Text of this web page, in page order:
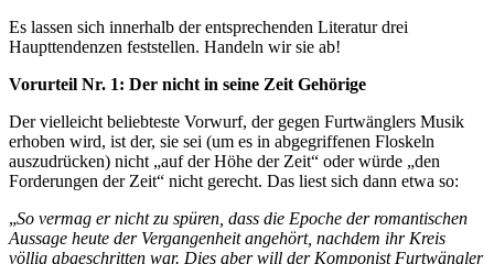
Es lassen sich innerhalb der entsprechenden Literatur drei
Haupttendenzen feststellen. Handeln wir sie ab!
Vorurteil Nr. 1: Der nicht in seine Zeit Gehörige
Der vielleicht beliebteste Vorwurf, der gegen Furtwänglers Musik
erhoben wird, ist der, sie sei (um es in abgegriffenen Floskeln
auszudrücken) nicht „auf der Höhe der Zeit“ oder würde „den
Forderungen der Zeit“ nicht gerecht. Das liest sich dann etwa so:
„So vermag er nicht zu spüren, dass die Epoche der romantischen
Aussage heute der Vergangenheit angehört, nachdem ihr Kreis
völlig abgeschritten war. Dies aber will der Komponist Furtwängler